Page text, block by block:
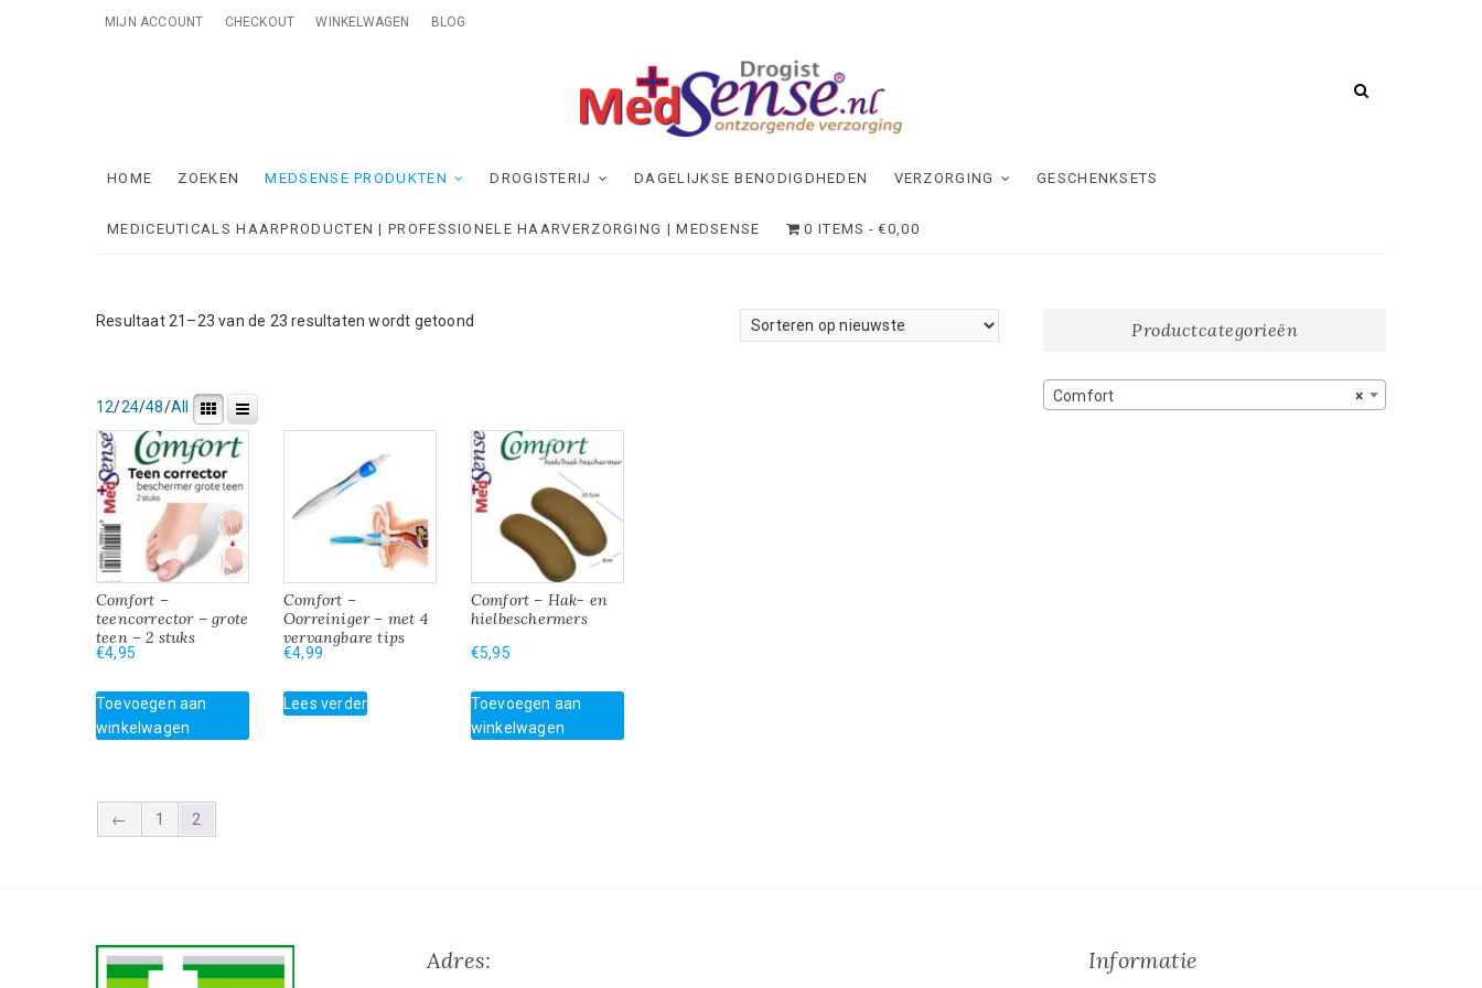
MIJN ACCOUNT CHECKOUT WINKELWAGEN BLOG
MedSense
HOME ZOEKEN MEDSENSE PRODUKTEN DROGISTERIJ DAGELIJKSE BENODIGDHEDEN VERZORGING GESCHENKSETS
MEDICEUTICALS HAARPRODUCTEN | PROFESSIONELE HAARVERZORGING | MEDSENSE 0 ITEMS €0,00
Resultaat 21–23 van de 23 resultaten wordt getoond
12/24/48/All
Comfort –
teencorrector – grote
teen – 2 stuks
€4,95
Toevoegen aan
winkelwagen
Comfort –
Oorreiniger – met 4
vervangbare tips
€4,99
Lees verder
Comfort – Hak- en
hielbeschermers
€5,95
Toevoegen aan
winkelwagen
← 1 2
Productcategorieën
×
Comfort
Adres: Informatie